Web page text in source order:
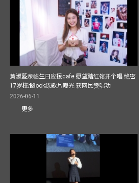
黄淑蔓亲临生日应援cafe 愿望踏红馆开个唱 绝密
17岁校服look练歌片曝光 获网民赞唱功
2026-06-11
更多